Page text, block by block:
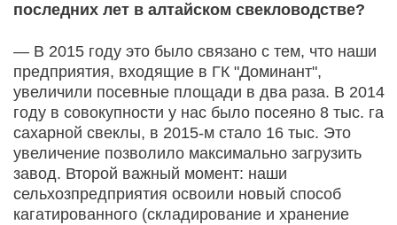
последних лет в алтайском свекловодстве?
— В 2015 году это было связано с тем, что наши
предприятия, входящие в ГК "Доминант",
увеличили посевные площади в два раза. В 2014
году в совокупности у нас было посеяно 8 тыс. га
сахарной свеклы, в 2015-м стало 16 тыс. Это
увеличение позволило максимально загрузить
завод. Второй важный момент: наши
сельхозпредприятия освоили новый способ
кагатированного (складирование и хранение